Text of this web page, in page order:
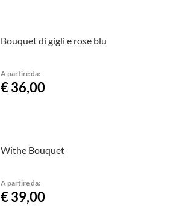
Bouquet di gigli e rose blu
A partire da:
€ 36,00
Withe Bouquet
A partire da:
€ 39,00